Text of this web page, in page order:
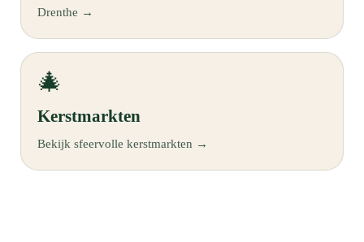
Drenthe →
🎄
Kerstmarkten
Bekijk sfeervolle kerstmarkten →